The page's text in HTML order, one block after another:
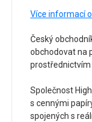
Více informací
Český
obchodovat na
Společnost
s cennými
spojených s